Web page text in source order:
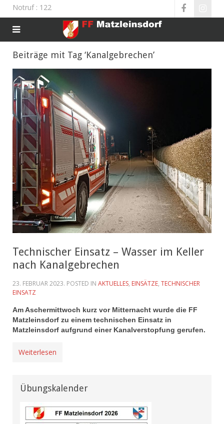
Notruf: 122
Beiträge mit Tag ‘Kanalgebrechen’
Technischer Einsatz – Wasser im Keller
nach Kanalgebrechen
23. FEBRUAR 2023. POSTED IN AKTUELLES, EINSÄTZE, TECHNISCHER
EINSATZ
Am Aschermittwoch kurz vor Mitternacht wurde die FF
Matzleinsdorf zu einem technischen Einsatz in
Matzleinsdorf aufgrund einer Kanalverstopfung gerufen.
Weiterlesen
Übungskalender